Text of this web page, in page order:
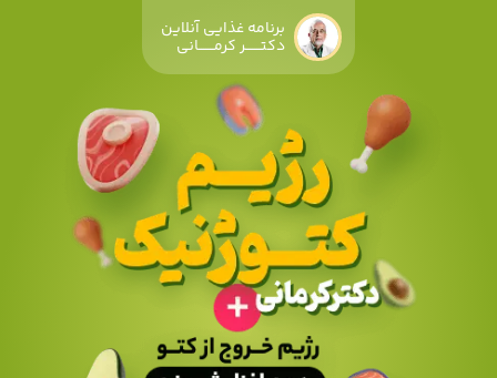
رژیم لاغری دکتر کرمانی - 12 کیلو کاهش وزن در 3 ماه
برنامه غذایی آنلاین
دکتـــــــر کرمـــــــانی